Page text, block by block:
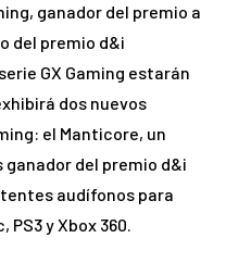
ganador del premio a
del premio d&i
GX Gaming estarán
dos nuevos
el Manticore, un
del premio d&i
audífonos para
PS3 y Xbox 360.